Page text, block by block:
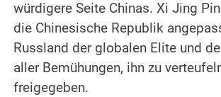
würdigere Seite Chinas. Xi Jing
die Chinesische Republik
Russland der globalen Elite und
aller Bemühungen, ihn zu
freigegeben.